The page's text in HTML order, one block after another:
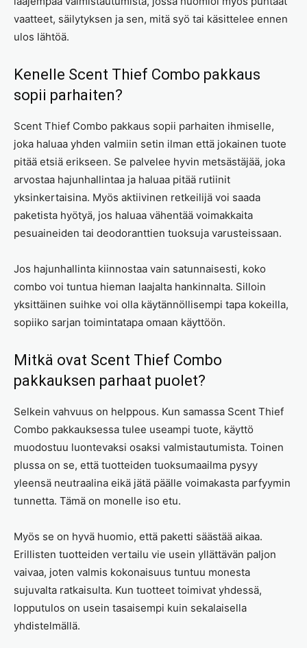
vaatteet, säilytyksen ja sen, mitä syö tai käsittelee ennen
ulos lähtöä.
Kenelle Scent Thief Combo pakkaus
sopii parhaiten?
Scent Thief Combo pakkaus sopii parhaiten ihmiselle,
joka haluaa yhden valmiin setin ilman että jokainen tuote
pitää etsiä erikseen. Se palvelee hyvin metsästäjää, joka
arvostaa hajunhallintaa ja haluaa pitää rutiinit
yksinkertaisina. Myös aktiivinen retkeilijä voi saada
paketista hyötyä, jos haluaa vähentää voimakkaita
pesuaineiden tai deodoranttien tuoksuja varusteissaan.
Jos hajunhallinta kiinnostaa vain satunnaisesti, koko
combo voi tuntua hieman laajalta hankinnalta. Silloin
yksittäinen suihke voi olla käytännöllisempi tapa kokeilla,
sopiiko sarjan toimintatapa omaan käyttöön.
Mitkä ovat Scent Thief Combo
pakkauksen parhaat puolet?
Selkein vahvuus on helppous. Kun samassa Scent Thief
Combo pakkauksessa tulee useampi tuote, käyttö
muodostuu luontevaksi osaksi valmistautumista. Toinen
plussa on se, että tuotteiden tuoksumaailma pysyy
yleensä neutraalina eikä jätä päälle voimakasta parfyymin
tunnetta. Tämä on monelle iso etu.
Myös se on hyvä huomio, että paketti säästää aikaa.
Erillisten tuotteiden vertailu vie usein yllättävän paljon
vaivaa, joten valmis kokonaisuus tuntuu monesta
sujuvalta ratkaisulta. Kun tuotteet toimivat yhdessä,
lopputulos on usein tasaisempi kuin sekalaisella
yhdistelmällä.